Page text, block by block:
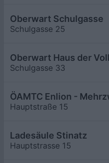
Oberwart Schulgasse
Schulgasse 25
Oberwart Haus der
Schulgasse 33
ÖAMTC Enlion -
Hauptstraße 15
Ladesäule Stinatz
Hauptstrasse 15